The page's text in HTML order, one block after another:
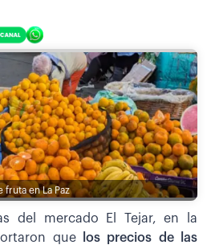
fruta en La Paz
del mercado El Tejar, en la
quelos precios de las